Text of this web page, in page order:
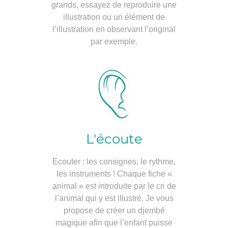
grands, essayez de reproduire une
illustration ou un élément de
l’illustration en observant l’original
par exemple.
L'écoute
Ecouter : les consignes, le rythme,
les instruments ! Chaque fiche «
animal » est introduite par le cri de
l’animal qui y est illustré. Je vous
propose de créer un djembé
magique afin que l’enfant puisse